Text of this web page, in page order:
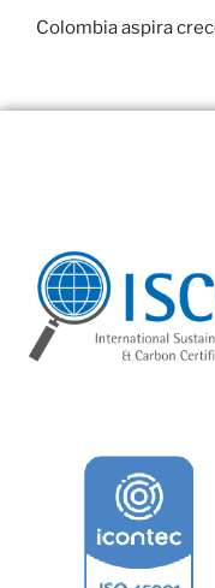
Colombia aspira